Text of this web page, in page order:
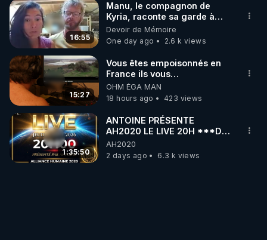
16:55
Manu, le compagnon de
Kyria, raconte sa garde à
vue musclée. PARTAGEZ!
Devoir de Mémoire
One day ago
2.6 k views
15:27
Vous êtes empoisonnés en
France ils vous
empoisonnent tranquille
OHM ÉGA MAN
18 hours ago
423 views
1:35:50
ANTOINE PRÉSENTE
AH2020 LE LIVE 20H ***DU
06/08/2026***
AH2020
2 days ago
6.3 k views